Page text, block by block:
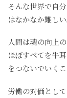
そんな世界で自
はなかなか難しい
人間は魂の向上
ほぼすべてを牛
をつないでいく
労働の対価とし